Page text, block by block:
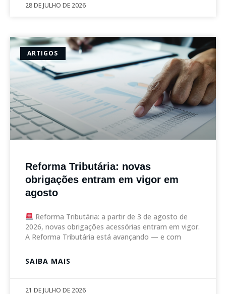
28 DE JULHO DE 2026
ARTIGOS
Reforma Tributária: novas
obrigações entram em vigor em
agosto
Reforma Tributária: a partir de 3 de agosto de
2026, novas obrigações acessórias entram em vigor.
A Reforma Tributária está avançando — e com
SAIBA MAIS
21 DE JULHO DE 2026